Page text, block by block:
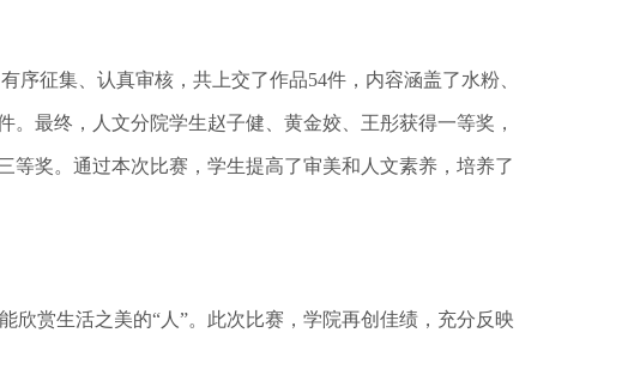
征集、认真审核，共上交了作品54件，内容涵盖了水粉、
最终，人文分院学生赵子健、黄金姣、王彤获得一等奖，
奖。通过本次比赛，学生提高了审美和人文素养，培养了
欣赏生活之美的“人”。此次比赛，学院再创佳绩，充分反映